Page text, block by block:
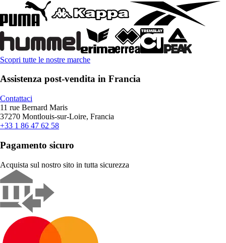
Scopri tutte le nostre marche
Assistenza post-vendita in Francia
Contattaci
11 rue Bernard Maris
37270 Montlouis-sur-Loire, Francia
+33 1 86 47 62 58
Pagamento sicuro
Acquista sul nostro sito in tutta sicurezza